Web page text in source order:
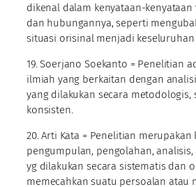
dikenal dalam kenyataan-kenyataan
dan hubungannya, seperti
situasi orisinal menjadi
19. Soerjano Soekanto = Penelitian
ilmiah yang berkaitan dengan
yang dilakukan secara metodologis,
konsisten.
20. Arti Kata = Penelitian merupakan
pengumpulan, pengolahan,
yg dilakukan secara sistematis dan
memecahkan suatu persoalan atau